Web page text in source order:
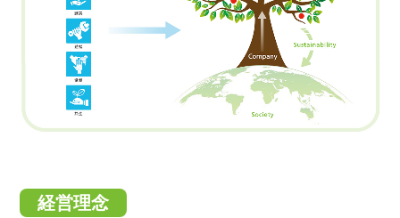
経営理念